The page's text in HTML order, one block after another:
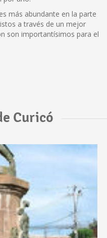
más abundante en la parte
a través de un mejor
son importantísimos para el
Curicó